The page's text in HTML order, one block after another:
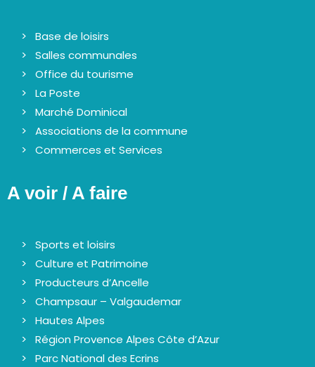
Base de loisirs
Salles communales
Office du tourisme
La Poste
Marché Dominical
Associations de la commune
Commerces et Services
A voir / A faire
Sports et loisirs
Culture et Patrimoine
Producteurs d’Ancelle
Champsaur – Valgaudemar
Hautes Alpes
Région Provence Alpes Côte d’Azur
Parc National des Ecrins